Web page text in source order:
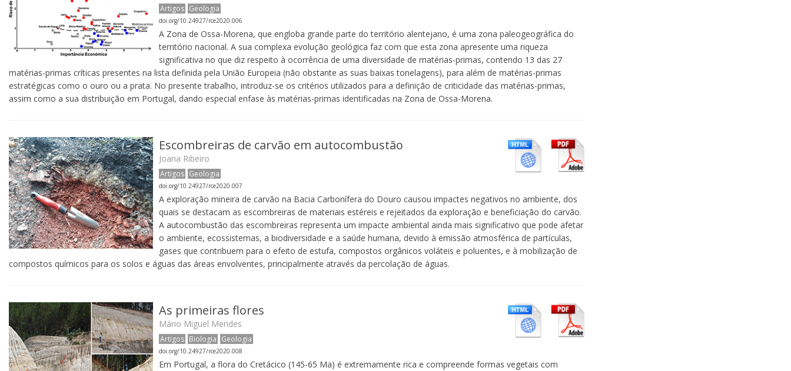
Artigos Geologia
doi.org/10.24927/rce2020.006
A Zona de Ossa-Morena, que engloba grande parte do território alentejano, é uma zona paleogeográfica do
território nacional. A sua complexa evolução geológica faz com que esta zona apresente uma riqueza
significativa no que diz respeito à ocorrência de uma diversidade de matérias-primas, contendo 13 das 27
matérias-primas críticas presentes na lista definida pela União Europeia (não obstante as suas baixas tonelagens), para além de matérias-primas
estratégicas como o ouro ou a prata. No presente trabalho, introduz-se os critérios utilizados para a definição de criticidade das matérias-primas,
assim como a sua distribuição em Portugal, dando especial enfase às matérias-primas identificadas na Zona de Ossa-Morena.
Escombreiras de carvão em autocombustão
Joana Ribeiro
Artigos Geologia
doi.org/10.24927/rce2020.007
A exploração mineira de carvão na Bacia Carbonífera do Douro causou impactes negativos no ambiente, dos
quais se destacam as escombreiras de materiais estéreis e rejeitados da exploração e beneficiação do carvão.
A autocombustão das escombreiras representa um impacte ambiental ainda mais significativo que pode afetar
o ambiente, ecossistemas, a biodiversidade e a saúde humana, devido à emissão atmosférica de partículas,
gases que contribuem para o efeito de estufa, compostos orgânicos voláteis e poluentes, e à mobilização de
compostos químicos para os solos e águas das áreas envolventes, principalmente através da percolação de águas.
As primeiras flores
Mário Miguel Mendes
Artigos Biologia Geologia
doi.org/10.24927/rce2020.008
Em Portugal, a flora do Cretácico (145-65 Ma) é extremamente rica e compreende formas vegetais com